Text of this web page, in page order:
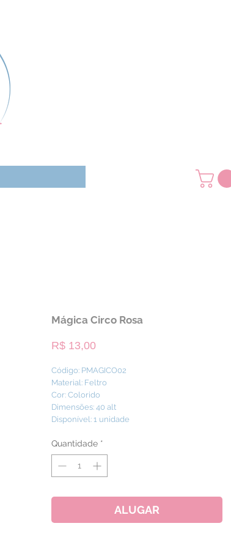
Mágica Circo Rosa
R$ 13,00Preço
Código: PMAGICO02
Material: Feltro
Cor: Colorido
Dimensões: 40 alt
Disponível: 1 unidade
Quantidade *
ALUGAR